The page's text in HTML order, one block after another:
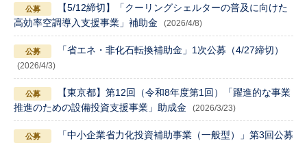
【5/12締切】「クーリングシェルターの普及に向けた
高効率空調導入支援事業」補助金
(2026/4/8)
「省エネ・非化石転換補助金」1次公募（4/27締切）
(2026/4/3)
【東京都】第12回（令和8年度第1回）「躍進的な事業
推進のための設備投資支援事業」助成金
(2026/3/23)
「中小企業省力化投資補助事業（一般型）」第3回公募